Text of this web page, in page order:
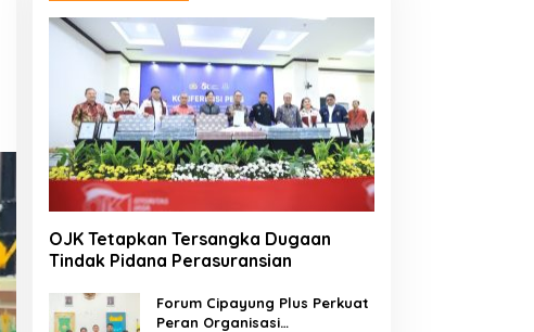
OJK Tetapkan Tersangka Dugaan
Tindak Pidana Perasuransian
Forum Cipayung Plus Perkuat
Peran Organisasi